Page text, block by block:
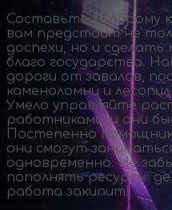
Составьте храброму
вам предстоит не
доспехи, но и сделать
благо государства.
дороги от завалов,
каменоломни и
Умело управляйте
работниками, и они
Постепенно
они смогут
одновременно. Не
пополнять ресурсы:
работа закипит!